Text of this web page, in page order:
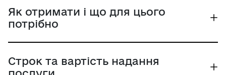
Служби безпеки України із заявою.
Як отримати і що для цього
потрібно
Строк та вартість надання